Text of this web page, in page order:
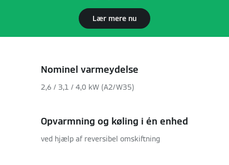
Lær mere nu
Nominel varmeydelse
2,6 / 3,1 / 4,0 kW (A2/W35)
Opvarmning og køling i én enhed
ved hjælp af reversibel omskiftning